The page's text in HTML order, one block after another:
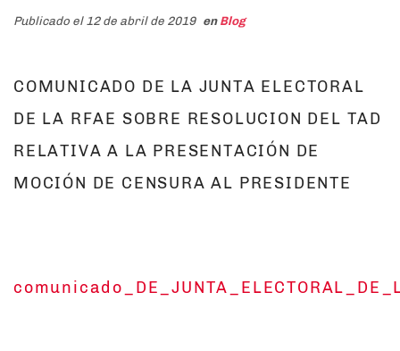
Publicado el 12 de abril de 2019 enBlog
COMUNICADO DE LA JUNTA ELECTORAL
DE LA RFAE SOBRE RESOLUCION DEL TAD
RELATIVA A LA PRESENTACIÓN DE
MOCIÓN DE CENSURA AL PRESIDENTE